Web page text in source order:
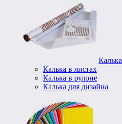
Калька
Калька в листах
Калька в рулоне
Калька для дизайна